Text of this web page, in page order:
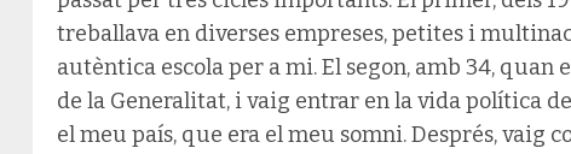
treballava en diverses empreses, petites i
autèntica escola per a mi. El segon, amb 34,
de la Generalitat, i vaig entrar en la vida política
el meu país, que era el meu somni. Després, vaig